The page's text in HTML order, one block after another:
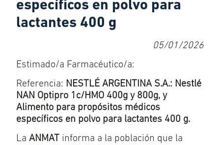
específicos en polvo para
lactantes 400 g
05/01/2026
Estimado/a Farmacéutico/a:
Referencia: NESTLÉ ARGENTINA S.A.: Nestlé
NAN Optipro 1c/HMO 400g y 800g, y
Alimento para propósitos médicos
específicos en polvo para lactantes 400 g.
La ANMAT informa a la población que la